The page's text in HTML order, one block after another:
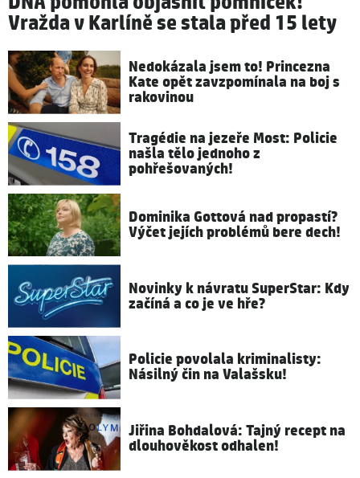
Vražda v Karlíně se stala před 15 lety
Nedokázala jsem to! Princezna
Kate opět zavzpomínala na boj s
rakovinou
Tragédie na jezeře Most: Policie
našla tělo jednoho z
pohřešovaných!
Dominika Gottová nad propastí?
Výčet jejích problémů bere dech!
Novinky k návratu SuperStar: Kdy
začíná a co je ve hře?
Policie povolala kriminalisty:
Násilný čin na Valašsku!
Jiřina Bohdalová: Tajný recept na
dlouhověkost odhalen!